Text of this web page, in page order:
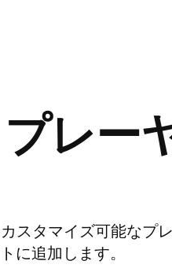
レー
スタマイズ可能なプ
に追加します。